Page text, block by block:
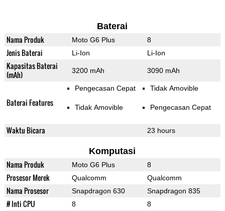
Baterai
Nama Produk Moto G6 Plus 8
Jenis Baterai Li-Ion Li-Ion
Kapasitas Baterai
(mAh)
3200 mAh 3090 mAh
Baterai Features
Pengecasan Cepat
Tidak Amovible
Tidak Amovible
Pengecasan Cepat
Waktu Bicara 23 hours
Komputasi
Nama Produk Moto G6 Plus 8
Prosesor Merek Qualcomm Qualcomm
Nama Prosesor Snapdragon 630 Snapdragon 835
# Inti CPU 8 8